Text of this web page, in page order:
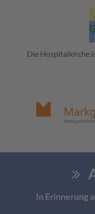
Die Hospitalkirche
In Erinnerung